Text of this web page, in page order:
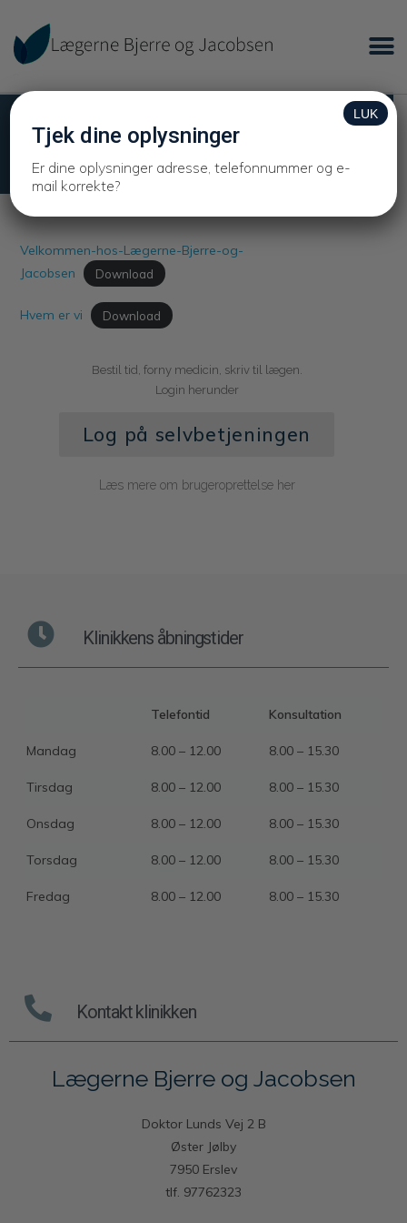
Informationsfolder
Velkommen-hos-Lægerne-Bjerre-og-
Jacobsen
Download
Hvem er vi Download
Bestil tid, forny medicin, skriv til lægen.
Login herunder
Log på selvbetjeningen
Læs mere om brugeroprettelse her
Klinikkens åbningstider
Telefontid Konsultation
Mandag 8.00 – 12.00 8.00 – 15.30
Tirsdag 8.00 – 12.00 8.00 – 15.30
Onsdag 8.00 – 12.00 8.00 – 15.30
Torsdag 8.00 – 12.00 8.00 – 15.30
Fredag 8.00 – 12.00 8.00 – 15.30
Kontakt klinikken
Lægerne Bjerre og Jacobsen
Doktor Lunds Vej 2 B
Øster Jølby
7950 Erslev
tlf. 97762323
Tjek dine oplysninger
Er dine oplysninger adresse, telefonnummer og e-
mail korrekte?
LUK